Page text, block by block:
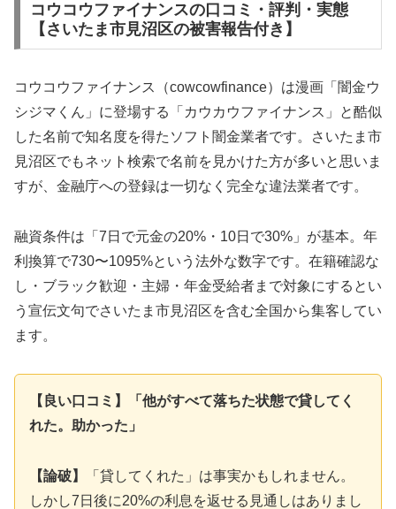
コウコウファイナンスの口コミ・評判・実態
【さいたま市見沼区の被害報告付き】
コウコウファイナンス（cowcowfinance）は漫画「闇金ウ
シジマくん」に登場する「カウカウファイナンス」と酷似
した名前で知名度を得たソフト闇金業者です。さいたま市
見沼区でもネット検索で名前を見かけた方が多いと思いま
すが、金融庁への登録は一切なく完全な違法業者です。
融資条件は「7日で元金の20%・10日で30%」が基本。年
利換算で730〜1095%という法外な数字です。在籍確認な
し・ブラック歓迎・主婦・年金受給者まで対象にするとい
う宣伝文句でさいたま市見沼区を含む全国から集客してい
ます。
【良い口コミ】「他がすべて落ちた状態で貸してく
れた。助かった」
【論破】
「貸してくれた」は事実かもしれません。
しかし7日後に20%の利息を返せる見通しはありまし